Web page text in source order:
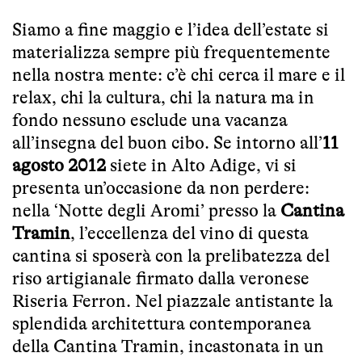
Siamo a fine maggio e l’idea dell’estate si
materializza sempre più frequentemente
nella nostra mente: c’è chi cerca il mare e il
relax, chi la cultura, chi la natura ma in
fondo nessuno esclude una vacanza
all’insegna del buon cibo. Se intorno all’11
agosto 2012 siete in Alto Adige, vi si
presenta un’occasione da non perdere:
nella ‘Notte degli Aromi’ presso la Cantina
Tramin, l’eccellenza del vino di questa
cantina si sposerà con la prelibatezza del
riso artigianale firmato dalla veronese
Riseria Ferron. Nel piazzale antistante la
splendida architettura contemporanea
della Cantina Tramin, incastonata in un